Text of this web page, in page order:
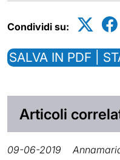
Condividi su:
SALVA IN PDF |
Articoli
09-06-2019